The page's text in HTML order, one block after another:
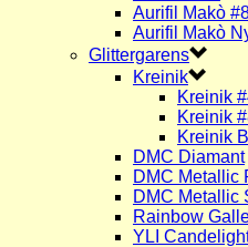
Aurifil Makò
Aurifil Makò
Glittergarens
Kreinik
Kreinik
Kreinik
Kreinik
DMC Diamant
DMC Metallic
DMC Metallic
Rainbow
YLI